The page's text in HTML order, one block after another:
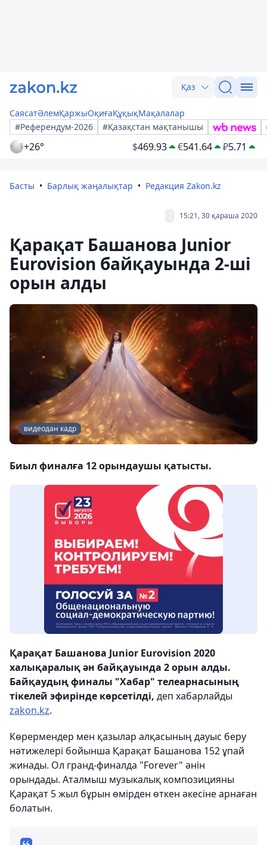
Қаз
СаясатӘлемҚаржыОқиғаҚұқықМақалалар
#Референдум-2026
#Қазақстан мақтанышы
+26° $469.93 €541.64 ₽5.71
Басты Барлық жаңалықтар Редакция Zakon.kz
15:21, 30 қараша 2020
Қарақат Башанова Junior
Eurovision байқауында 2-ші
орын алды
видеодан кадр
Биыл финалға 12 орындаушы қатысты.
Қарақат Башанова Junior Eurovision 2020
халықаралық ән байқауында 2 орын алды.
Байқаудың финалы "Хабар" телеарнасының
тікелей эфирінде көрсетілді, деп хабарлайды
zakon.kz.
Көрермендер мен қазылар алқасының дауыс беру
нәтижелері бойынша Қарақат Башанова 152 ұпай
жинады. Ол гранд-финалда "Forever" әнін
орындады. Аталмыш музыкалық композицияны
Қарақат 5 жыл бұрын өмірден өткен әкесіне арнаған
болатын.